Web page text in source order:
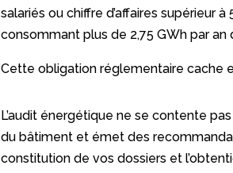
salariés ou chiffre d’affaires supérieur
consommant plus de 2,75 GWh par
Cette obligation réglementaire cache
L’audit énergétique ne se contente
du bâtiment et émet des
constitution de vos dossiers et